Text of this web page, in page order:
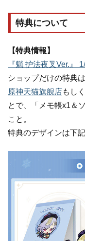
特典について
【特典情報】
『魈 护法夜叉Ver.』
ショップだけの特典
原神天猫旗舰店もし
とで、「メモ帳x1＆
こと。
特典のデザインは下